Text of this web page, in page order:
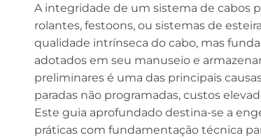
A integridade de um sistema de cabos
rolantes, festoons, ou sistemas de
qualidade intrínseca do cabo, mas
adotados em seu manuseio e
preliminares é uma das principais
paradas não programadas, custos
Este guia aprofundado destina-se a
práticas com fundamentação técnica